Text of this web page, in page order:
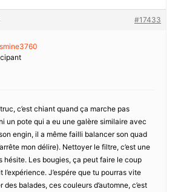
#17433
c’est chiant quand ça marche pas
un pote qui a eu une galère similaire avec
engin, il a même failli balancer son quad
mon délire). Nettoyer le filtre, c’est une
hésite. Les bougies, ça peut faire le coup
l’expérience. J’espére que tu pourras vite
balades, ces couleurs d’automne, c’est